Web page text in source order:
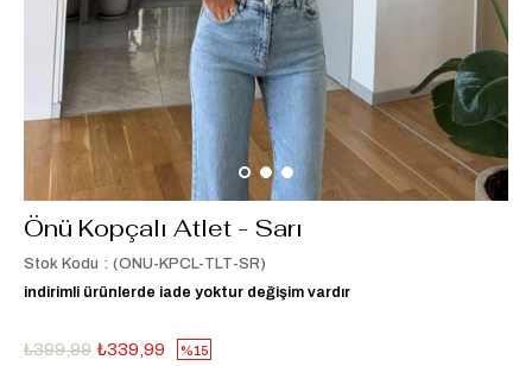
Önü Kopçalı Atlet - Sarı
Stok Kodu
(ONU-KPCL-TLT-SR)
indirimli ürünlerde iade yoktur değişim vardır
₺399,99 ₺339,99 15